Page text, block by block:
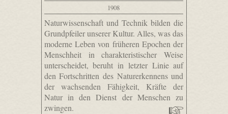
1908
Naturwissenschaft und Technik bilden die
Grundpfeiler unserer Kultur. Alles, was das
moderne Leben von früheren Epochen der
Menschheit in charakteristischer Weise
unterscheidet, beruht in letzter Linie auf
den Fortschritten des Naturerkennens und
der wachsenden Fähigkeit, Kräfte der
Natur in den Dienst der Menschen zu
zwingen.